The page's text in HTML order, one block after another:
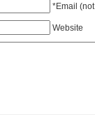
*Email
Website